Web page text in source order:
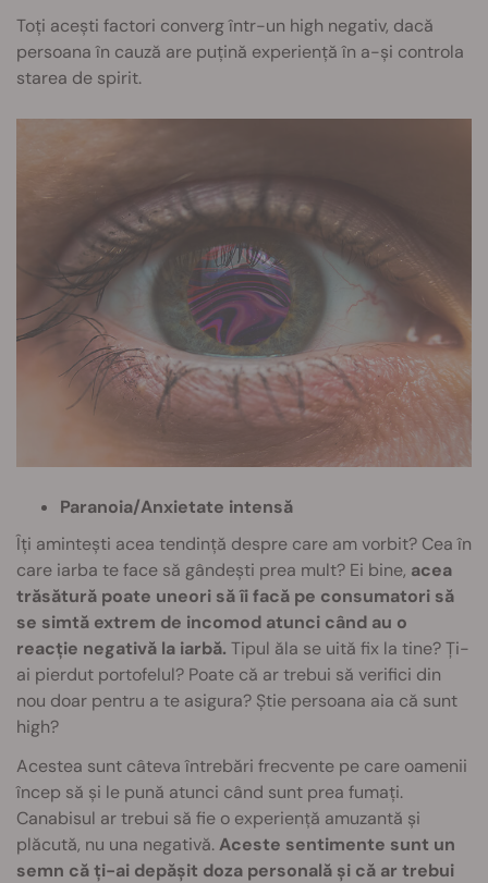
Toți acești factori converg într-un high negativ, dacă
persoana în cauză are puțină experiență în a-și controla
starea de spirit.
Paranoia/Anxietate intensă
Îți amintești acea tendință despre care am vorbit? Cea în
care iarba te face să gândești prea mult? Ei bine, acea
trăsătură poate uneori să îi facă pe consumatori să
se simtă extrem de incomod atunci când au o
reacție negativă la iarbă. Tipul ăla se uită fix la tine? Ți-
ai pierdut portofelul? Poate că ar trebui să verifici din
nou doar pentru a te asigura? Știe persoana aia că sunt
high?
Acestea sunt câteva întrebări frecvente pe care oamenii
încep să și le pună atunci când sunt prea fumați.
Canabisul ar trebui să fie o experiență amuzantă și
plăcută, nu una negativă.Aceste sentimente sunt un
semn că ți-ai depășit doza personală și că ar trebui